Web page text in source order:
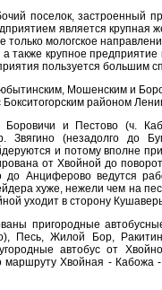
поселок, застроенный
является крупная
мологское
также крупное предприятие
пользуется большим
Мошенским и
районом
и Пестово (ч.
Звягино (незадолго до
и потому вполне
от Хвойной до
Анциферово ведутся
хуже, нежели чем на
уходит в сторону
пригородные
Песь, Жилой Бор,
автобус от
Хвойная - Кабожа